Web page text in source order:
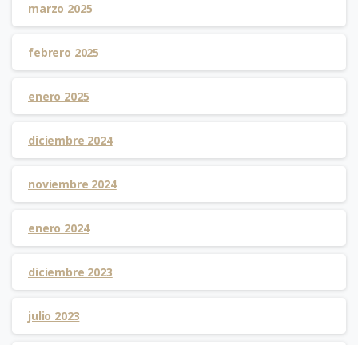
marzo 2025
febrero 2025
enero 2025
diciembre 2024
noviembre 2024
enero 2024
diciembre 2023
julio 2023